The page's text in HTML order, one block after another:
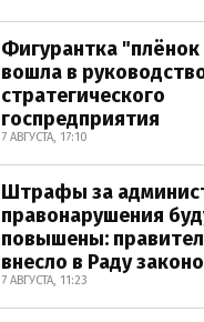
Фигурантка
вошла в
стратегического
госпредприятия
7 АВГУСТА, 17:10
Штрафы за
правонарушения
повышены:
внесло в Раду
7 АВГУСТА, 11:23